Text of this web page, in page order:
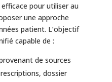
pour utiliser au
une approche
patient. L’objectif
capable de :
de sources
dossier